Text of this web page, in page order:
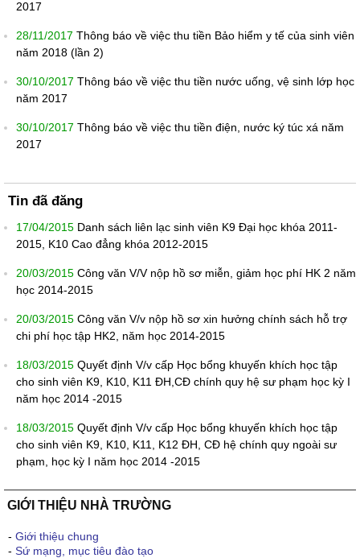
2017
28/11/2017 Thông báo về việc thu tiền Bảo hiểm y tế của sinh viên
năm 2018 (lần 2)
30/10/2017 Thông báo về việc thu tiền nước uống, vệ sinh lớp học
năm 2017
30/10/2017 Thông báo về việc thu tiền điện, nước ký túc xá năm
2017
Tin đã đăng
17/04/2015 Danh sách liên lạc sinh viên K9 Đại học khóa 2011-
2015, K10 Cao đẳng khóa 2012-2015
20/03/2015 Công văn V/V nộp hồ sơ miễn, giảm học phí HK 2 năm
học 2014-2015
20/03/2015 Công văn V/v nộp hồ sơ xin hưởng chính sách hỗ trợ
chi phí học tập HK2, năm học 2014-2015
18/03/2015 Quyết định V/v cấp Học bổng khuyến khích học tập
cho sinh viên K9, K10, K11 ĐH,CĐ chính quy hệ sư phạm học kỳ I
năm học 2014 -2015
18/03/2015 Quyết định V/v cấp Học bổng khuyến khích học tập
cho sinh viên K9, K10, K11, K12 ĐH, CĐ hệ chính quy ngoài sư
phạm, học kỳ I năm học 2014 -2015
GIỚI THIỆU NHÀ TRƯỜNG
- Giới thiệu chung
- Sứ mạng, mục tiêu đào tạo